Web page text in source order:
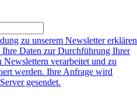
zu unserem Newsletter erklären
Ihre Daten zur Durchführung Ihrer
verarbeitet und zu
werden. Ihre Anfrage wird
gesendet.